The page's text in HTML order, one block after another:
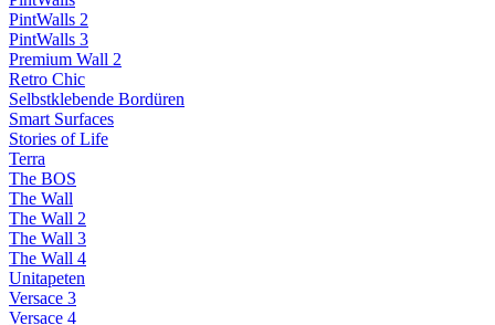
PintWalls 2
PintWalls 3
Premium Wall 2
Retro Chic
Selbstklebende Bordüren
Smart Surfaces
Stories of Life
Terra
The BOS
The Wall
The Wall 2
The Wall 3
The Wall 4
Unitapeten
Versace 3
Versace 4